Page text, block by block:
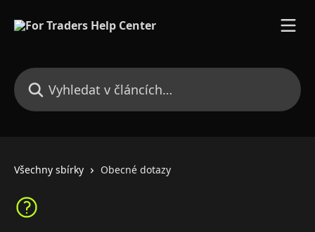
Vyhledat v článcích…
Všechny sbírky Obecné dotazy